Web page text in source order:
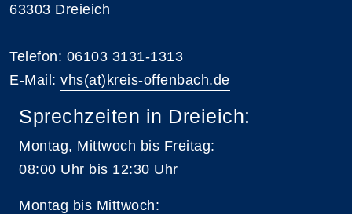
63303 Dreieich
Telefon: 06103 3131-1313
E-Mail: vhs(at)kreis-offenbach.de
Sprechzeiten in Dreieich:
Montag, Mittwoch bis Freitag:
08:00 Uhr bis 12:30 Uhr
Montag bis Mittwoch: